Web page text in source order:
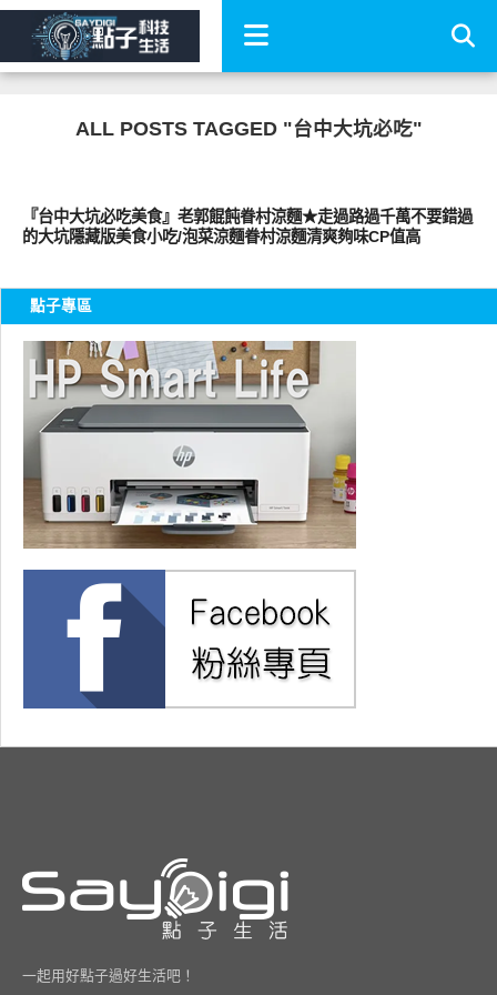
ALL POSTS TAGGED "台中大坑必吃"
『台中大坑必吃美食』老郭餛飩眷村涼麵★走過路過千萬不要錯過
的大坑隱藏版美食小吃/泡菜涼麵眷村涼麵清爽夠味CP值高
點子專區
一起用好點子過好生活吧！